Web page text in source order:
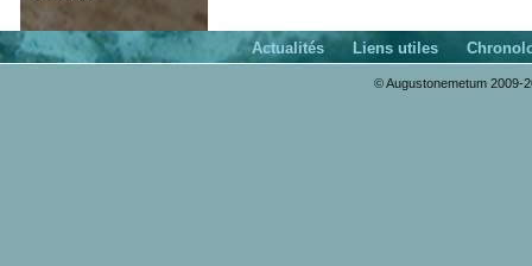
Actualités Liens utiles
© Augustonemetum 2009-